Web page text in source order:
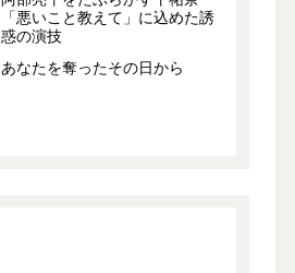
「悪いこと教えて」に込めた誘
惑の演技
あなたを奪ったその日から